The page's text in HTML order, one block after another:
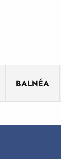
BALNÉA